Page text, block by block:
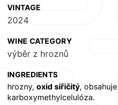
VINTAGE
2024
WINE CATEGORY
výběr z hroznů
INGREDIENTS
hrozny, oxid siřičitý,
karboxymethylcelulóza.